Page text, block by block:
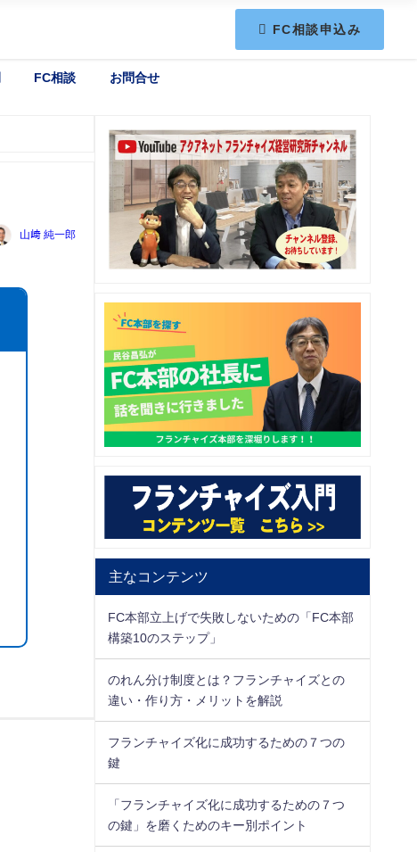
FC相談申込み
FC相談 お問合せ
山﨑 純一郎
主なコンテンツ
FC本部立上げで失敗しないための「FC本部
構築10のステップ」
のれん分け制度とは？フランチャイズとの
違い・作り方・メリットを解説
フランチャイズ化に成功するための７つの
鍵
「フランチャイズ化に成功するための７つ
の鍵」を磨くためのキー別ポイント